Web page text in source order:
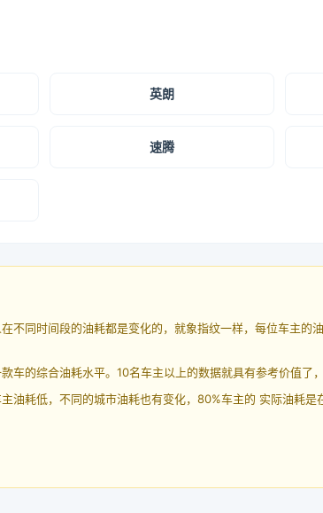
英朗
速腾
同时间段的油耗都是变化的，就象指纹一样，每位车主的
的综合油耗水平。10名车主以上的数据就具有参考价值了
耗低，不同的城市油耗也有变化，80%车主的 实际油耗是